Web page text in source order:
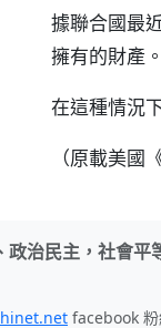
據聯合國最
擁有的財產。
在這種情況
（原載美國
政治民主，社會平
facebook